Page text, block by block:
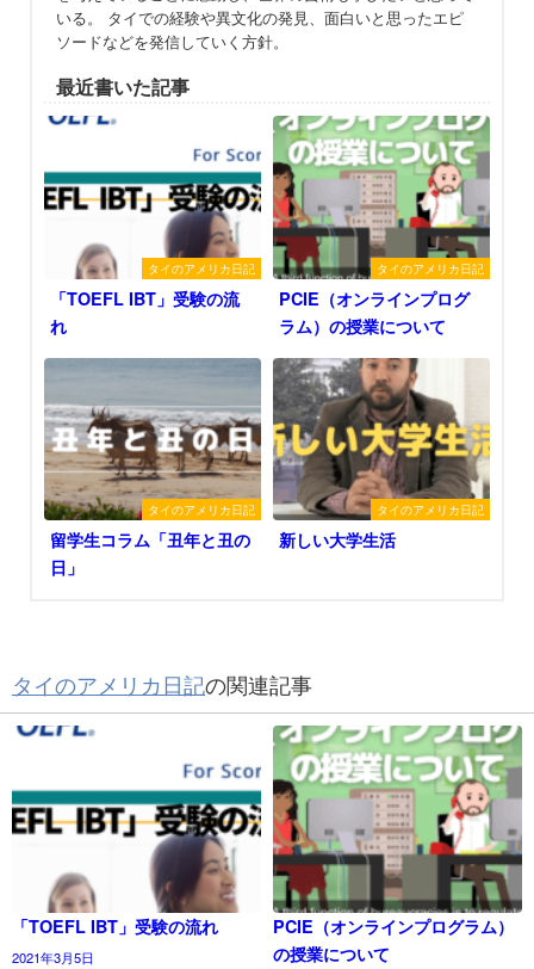
いる。 タイでの経験や異文化の発見、面白いと思ったエピ
ソードなどを発信していく方針。
最近書いた記事
タイのアメリカ日記
「TOEFL IBT」受験の流
れ
タイのアメリカ日記
PCIE（オンラインプログ
ラム）の授業について
タイのアメリカ日記
留学生コラム「丑年と丑の
日」
タイのアメリカ日記
新しい大学生活
タイのアメリカ日記の関連記事
「TOEFL IBT」受験の流れ
2021年3月5日
PCIE（オンラインプログラム）
の授業について